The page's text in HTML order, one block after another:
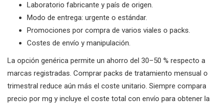
Laboratorio fabricante y país de origen.
Modo de entrega: urgente o estándar.
Promociones por compra de varios viales o packs.
Costes de envío y manipulación.
La opción genérica permite un ahorro del 30–50 % respecto a
marcas registradas. Comprar packs de tratamiento mensual o
trimestral reduce aún más el coste unitario. Siempre compara
precio por mg y incluye el coste total con envío para obtener la